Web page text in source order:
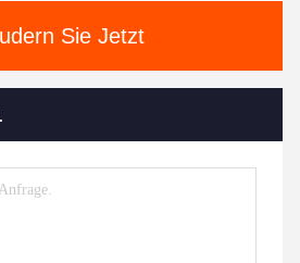
Sie Jetzt